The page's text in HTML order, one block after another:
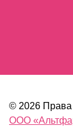
© 2026
ООО